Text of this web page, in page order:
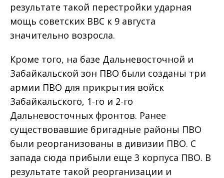
результате такой перестройки ударная
мощь советских ВВС к 9 августа
значительно возросла.
Кроме того, на базе Дальневосточной и
Забайкальской зон ПВО были созданы три
армии ПВО для прикрытия войск
Забайкальского, 1-го и 2-го
Дальневосточных фронтов. Ранее
существовавшие бригадные районы ПВО
были реорганизованы в дивизии ПВО. С
запада сюда прибыли еще 3 корпуса ПВО. В
результате такой реорганизации и